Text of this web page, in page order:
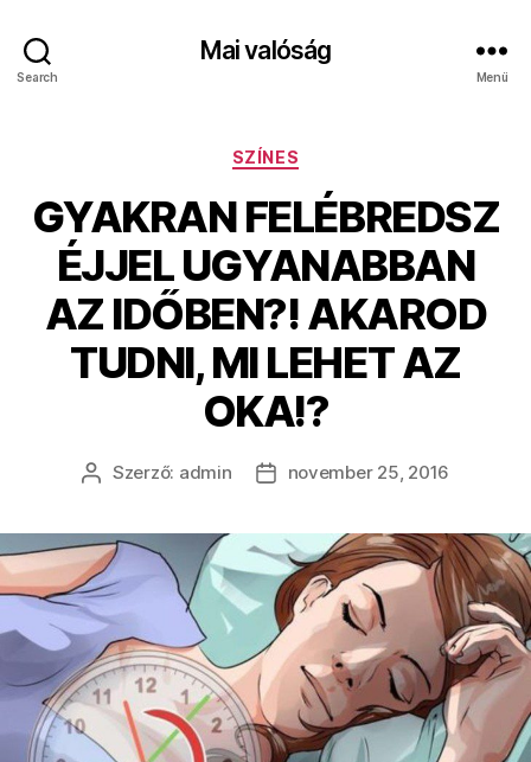
Search
Mai valóság
Menü
Kategóriák
SZÍNES
GYAKRAN FELÉBREDSZ
ÉJJEL UGYANABBAN
AZ IDŐBEN?! AKAROD
TUDNI, MI LEHET AZ
OKA!?
Bejegyzés
Szerző: admin
Bejegyzés
november 25, 2016